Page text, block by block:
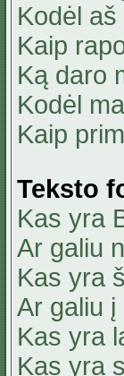
Kodėl
Kaip
Ką daro
Kodėl
Kaip
Teksto
Kas yra
Ar galiu
Kas yra
Ar galiu
Kas yra
Kas yra